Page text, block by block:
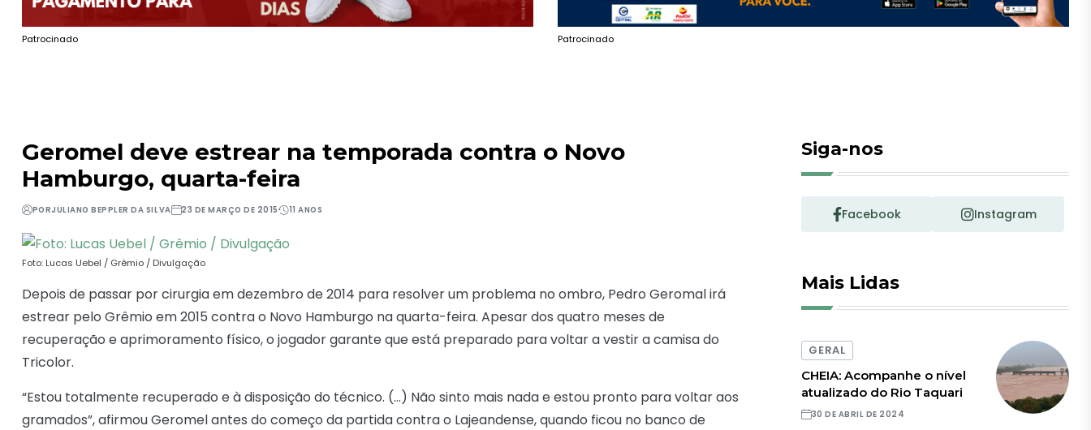
Patrocinado Patrocinado
Geromel deve estrear na temporada contra o Novo
Hamburgo, quarta-feira
PORJULIANO BEPPLER DA SILVA 23 DE MARÇO DE 2015 11 ANOS
Foto: Lucas Uebel / Grêmio / Divulgação
Depois de passar por cirurgia em dezembro de 2014 para resolver um problema no ombro, Pedro Geromal irá
estrear pelo Grêmio em 2015 contra o Novo Hamburgo na quarta-feira. Apesar dos quatro meses de
recuperação e aprimoramento físico, o jogador garante que está preparado para voltar a vestir a camisa do
Tricolor.
“Estou totalmente recuperado e à disposição do técnico. (…) Não sinto mais nada e estou pronto para voltar aos
gramados”, afirmou Geromel antes do começo da partida contra o Lajeandense, quando ficou no banco de
Siga-nos
Facebook Instagram
Mais Lidas
GERAL
CHEIA: Acompanhe o nível
atualizado do Rio Taquari
30 DE ABRIL DE 2024